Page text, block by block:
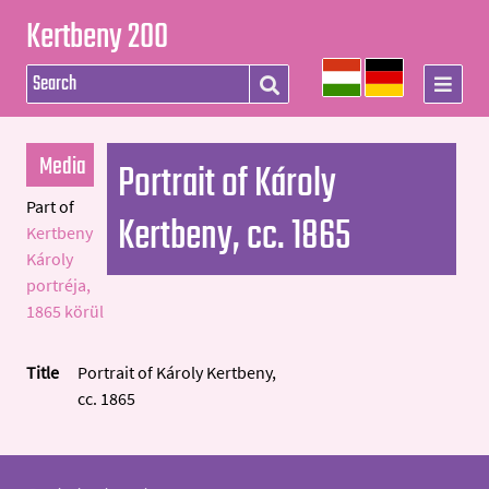
Kertbeny 200
Portrait of Károly
Kertbeny, cc. 1865
Media
Part of
Kertbeny
Károly
portréja,
1865 körül
Title
Portrait of Károly Kertbeny,
cc. 1865